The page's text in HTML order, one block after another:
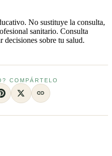
No sustituye la consulta,
sanitario. Consulta
decisiones sobre tu salud.
COMPÁRTELO